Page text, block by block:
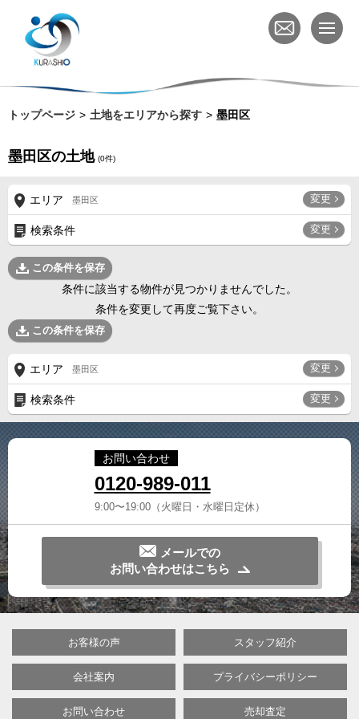
トップページ 土地をエリアから探す 墨田区
墨田区の土地 (0件)
エリア 墨田区 変更
検索条件 変更
この条件を保存
条件に該当する物件が見つかりませんでした。
条件を変更して再度ご覧下さい。
この条件を保存
エリア 墨田区 変更
検索条件 変更
お問い合わせ
0120-989-011
9:00〜19:00（火曜日・水曜日定休）
メールでの
お問い合わせはこちら
お客様の声 スタッフ紹介
会社案内 プライバシーポリシー
お問い合わせ 売却査定